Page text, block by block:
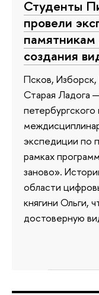
Студенты
провели
создания
Псков,
Старая Ладога
экспедиции по
рамках
заново».
области
княгини Ольги,
достоверную